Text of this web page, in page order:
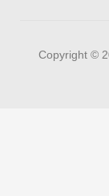
Copyright ©